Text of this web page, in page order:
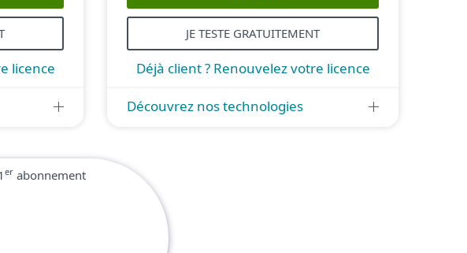
licence
JE TESTE GRATUITEMENT
Déjà client ? Renouvelez votre licence
Découvrez nos technologies
er abonnement